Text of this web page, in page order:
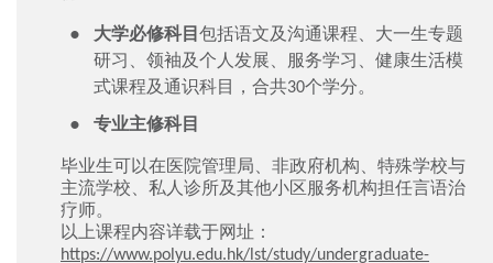
大学必修科目 包括语文及沟通课程、大一生专题
研习、领袖及个人发展、服务学习、健康生活模
式课程及通识科目，合共30个学分。
专业主修科目
毕业生可以在医院管理局、非政府机构、特殊学校与
主流学校、私人诊所及其他小区服务机构担任言语治
疗师。
以上课程内容详载于网址：
https://www.polyu.edu.hk/lst/study/undergraduate-